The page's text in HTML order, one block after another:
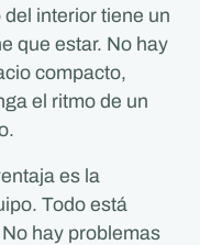
interior tiene un
que estar. No hay
compacto,
el ritmo de un
es la
Todo está
hay problemas